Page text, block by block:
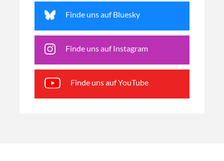
Finde uns auf Bluesky
Finde uns auf Instagram
Finde uns auf YouTube